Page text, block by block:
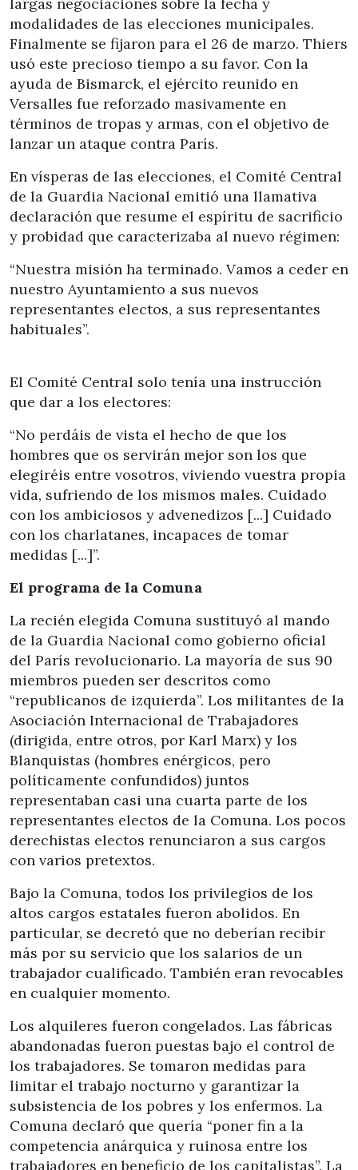
modalidades de las elecciones municipales.
Finalmente se fijaron para el 26 de marzo. Thiers
usó este precioso tiempo a su favor. Con la
ayuda de Bismarck, el ejército reunido en
Versalles fue reforzado masivamente en
términos de tropas y armas, con el objetivo de
lanzar un ataque contra París.
En vísperas de las elecciones, el Comité Central
de la Guardia Nacional emitió una llamativa
declaración que resume el espíritu de sacrificio
y probidad que caracterizaba al nuevo régimen:
“Nuestra misión ha terminado. Vamos a ceder en
nuestro Ayuntamiento a sus nuevos
representantes electos, a sus representantes
habituales”.
El Comité Central solo tenía una instrucción
que dar a los electores:
“No perdáis de vista el hecho de que los
hombres que os servirán mejor son los que
elegiréis entre vosotros, viviendo vuestra propia
vida, sufriendo de los mismos males. Cuidado
con los ambiciosos y advenedizos [...] Cuidado
con los charlatanes, incapaces de tomar
medidas [...]”.
El programa de la Comuna
La recién elegida Comuna sustituyó al mando
de la Guardia Nacional como gobierno oficial
del París revolucionario. La mayoría de sus 90
miembros pueden ser descritos como
“republicanos de izquierda”. Los militantes de la
Asociación Internacional de Trabajadores
(dirigida, entre otros, por Karl Marx) y los
Blanquistas (hombres enérgicos, pero
políticamente confundidos) juntos
representaban casi una cuarta parte de los
representantes electos de la Comuna. Los pocos
derechistas electos renunciaron a sus cargos
con varios pretextos.
Bajo la Comuna, todos los privilegios de los
altos cargos estatales fueron abolidos. En
particular, se decretó que no deberían recibir
más por su servicio que los salarios de un
trabajador cualificado. También eran revocables
en cualquier momento.
Los alquileres fueron congelados. Las fábricas
abandonadas fueron puestas bajo el control de
los trabajadores. Se tomaron medidas para
limitar el trabajo nocturno y garantizar la
subsistencia de los pobres y los enfermos. La
Comuna declaró que quería “poner fin a la
competencia anárquica y ruinosa entre los
trabajadores en beneficio de los capitalistas”. La